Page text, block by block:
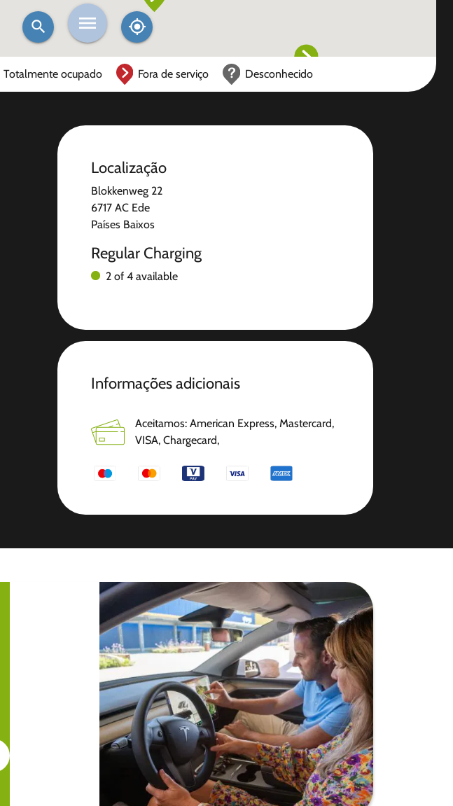
Totalmente ocupado Fora de serviço Desconhecido
Localização
Blokkenweg 22
6717 AC Ede
Países Baixos
Regular Charging
2 of 4 available
Informações adicionais
Aceitamos: American Express, Mastercard,
VISA, Chargecard,